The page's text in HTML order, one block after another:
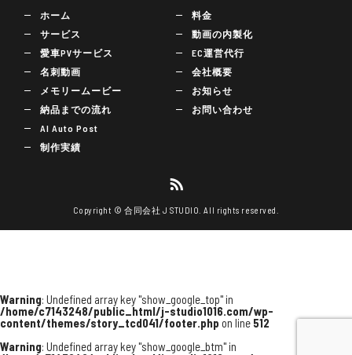
ホーム
サービス
愛車PVサービス
名刺動画
メモリームービー
納品までの流れ
AI Auto Post
制作実績
料金
動画の内製化
EC運営代行
会社概要
お知らせ
お問い合わせ
Copyright © 合同会社 J STUDIO. All rights reserved.
Warning: Undefined array key "show_google_top" in
/home/c7143248/public_html/j-studio1016.com/wp-
content/themes/story_tcd041/footer.php on line512
Warning: Undefined array key "show_google_btm" in